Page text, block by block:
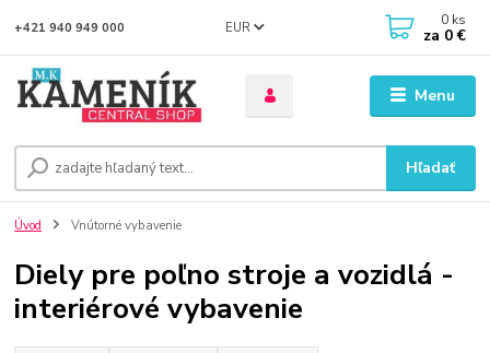
Menu
EUR
Hľadať
+421 940 949 000 0 ks
za 0 €
Úvod Vnútorné vybavenie
Diely pre poľno stroje a vozidlá -
interiérové vybavenie